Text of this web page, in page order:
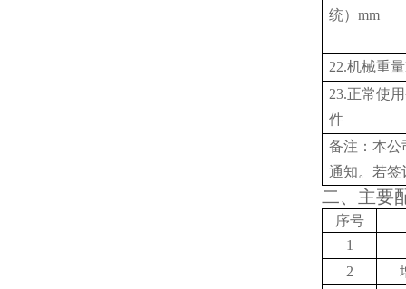
统）mm
22.机械重
23.正常使
件
备注：本公
通知。若签
二、主要
序号
1
2